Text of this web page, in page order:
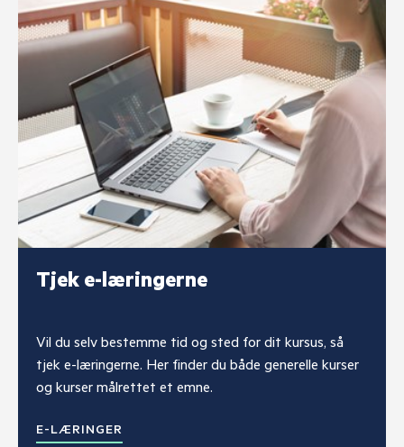
Tjek e-læringerne
Vil du selv bestemme tid og sted for dit kursus, så
tjek e-læringerne. Her finder du både generelle kurser
og kurser målrettet et emne.
E-LÆRINGER